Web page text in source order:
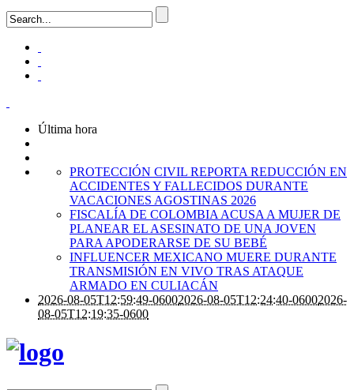
Última hora
PROTECCIÓN CIVIL REPORTA REDUCCIÓN EN
ACCIDENTES Y FALLECIDOS DURANTE
VACACIONES AGOSTINAS 2026
FISCALÍA DE COLOMBIA ACUSA A MUJER DE
PLANEAR EL ASESINATO DE UNA JOVEN
PARA APODERARSE DE SU BEBÉ
INFLUENCER MEXICANO MUERE DURANTE
TRANSMISIÓN EN VIVO TRAS ATAQUE
ARMADO EN CULIACÁN
2026-08-05T12:59:49-06002026-08-05T12:24:40-06002026-
08-05T12:19:35-0600